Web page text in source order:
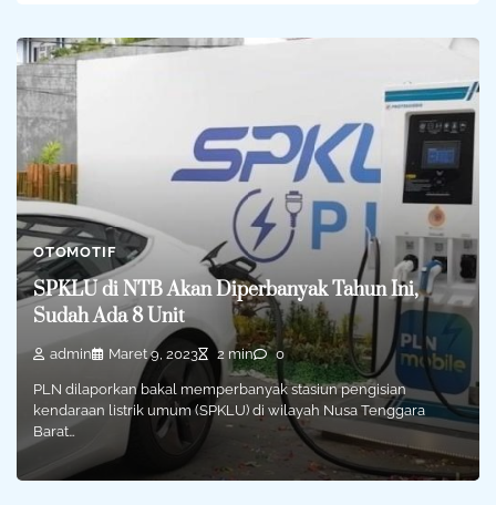
OTOMOTIF
SPKLU di NTB Akan Diperbanyak Tahun Ini,
Sudah Ada 8 Unit
admin Maret 9, 2023 2 min 0
PLN dilaporkan bakal memperbanyak stasiun pengisian
kendaraan listrik umum (SPKLU) di wilayah Nusa Tenggara
Barat…